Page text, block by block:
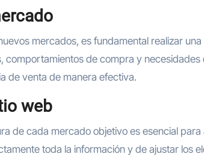
mercados, es fundamental realizar
comportamientos de compra y
de venta de manera efectiva.
web
de cada mercado objetivo es esencial
toda la información y de ajustar los